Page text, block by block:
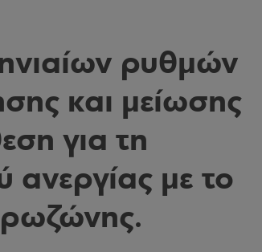
ρυθμών
και μείωσης
για τη
ανεργίας με το